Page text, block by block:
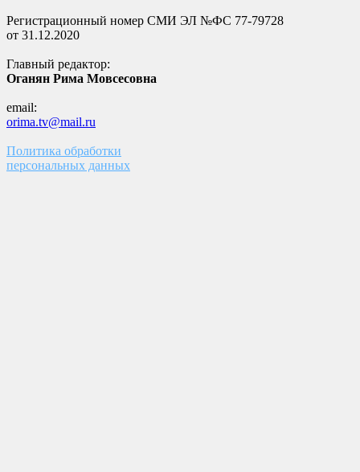
Регистрационный номер СМИ ЭЛ №ФС 77-79728
от 31.12.2020
Главный редактор:
Оганян Рима Мовсесовна
email:
orima.tv@mail.ru
Политика обработки
персональных данных